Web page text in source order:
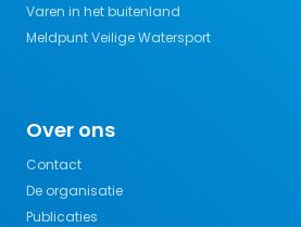
Varen in het buitenland
Meldpunt Veilige Watersport
Over ons
Contact
De organisatie
Publicaties